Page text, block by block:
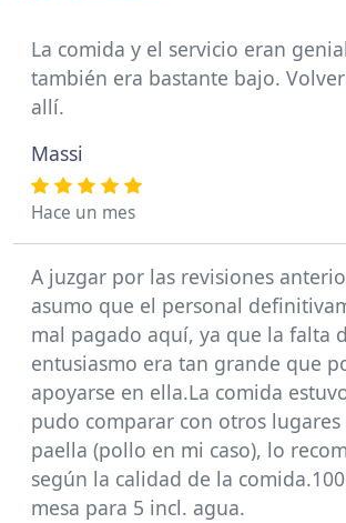
La comida y el servicio eran
también era bastante bajo.
allí.
Massi
Hace un mes
A juzgar por las revisiones
asumo que el personal
mal pagado aquí, ya que la falta
entusiasmo era tan grande que
apoyarse en ella.La comida
pudo comparar con otros lugares
paella (pollo en mi caso), lo
según la calidad de la
mesa para 5 incl. agua.